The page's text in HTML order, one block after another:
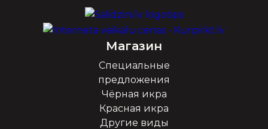
Магазин
Специальные
предложения
Чёрная икра
Красная икра
Другие виды